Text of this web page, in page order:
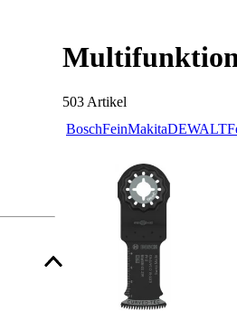
503 Artikel
BoschFeinMakitaDEWALT